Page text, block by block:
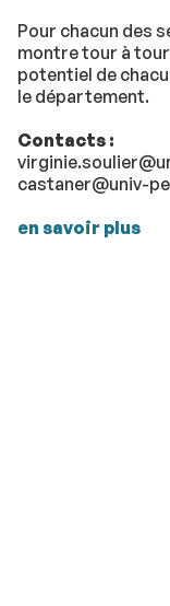
Pour chacun des
montre tour à
potentiel de
le département.
Contacts :
castaner@univ-
en savoir plus